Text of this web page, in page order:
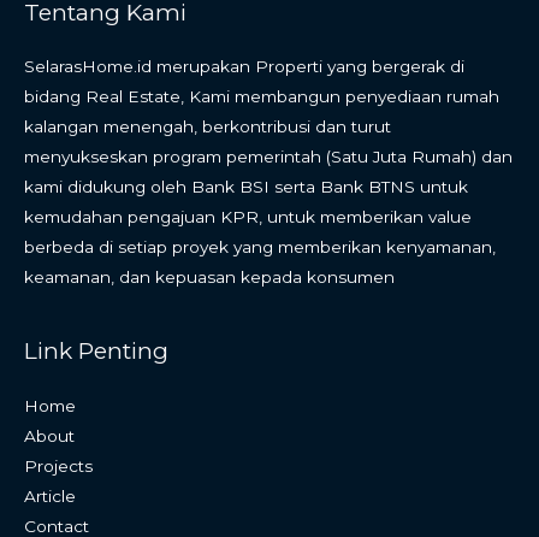
Tentang Kami
SelarasHome.id merupakan Properti yang bergerak di
bidang Real Estate, Kami membangun penyediaan rumah
kalangan menengah, berkontribusi dan turut
menyukseskan program pemerintah (Satu Juta Rumah) dan
kami didukung oleh Bank BSI serta Bank BTNS untuk
kemudahan pengajuan KPR, untuk memberikan value
berbeda di setiap proyek yang memberikan kenyamanan,
keamanan, dan kepuasan kepada konsumen
Link Penting
Home
About
Projects
Article
Contact